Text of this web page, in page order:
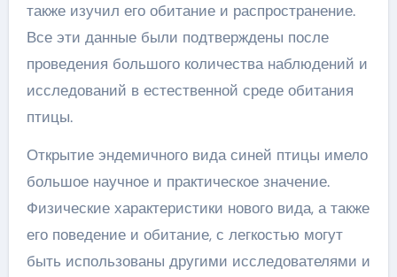
также изучил его обитание и распространение.
Все эти данные были подтверждены после
проведения большого количества наблюдений и
исследований в естественной среде обитания
птицы.
Открытие эндемичного вида синей птицы имело
большое научное и практическое значение.
Физические характеристики нового вида, а также
его поведение и обитание, с легкостью могут
быть использованы другими исследователями и